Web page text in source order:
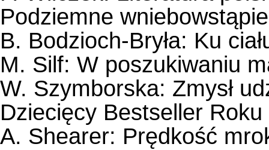
Podziemne
B. Bodzioch-Bryła: Ku
M. Silf: W poszukiwaniu
W. Szymborska: Zmysł
Dziecięcy Bestseller Roku
A. Shearer: Prędkość